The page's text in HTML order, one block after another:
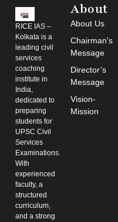
RICE IAS –
Kolkata is a
leading civil
services
coaching
institute in
India,
dedicated to
preparing
students for
UPSC Civil
Services
Examinations.
With
experienced
faculty, a
structured
curriculum,
and a strong
About
About Us
Chairman's
Message
Director’s
Message
Vision-
Mission